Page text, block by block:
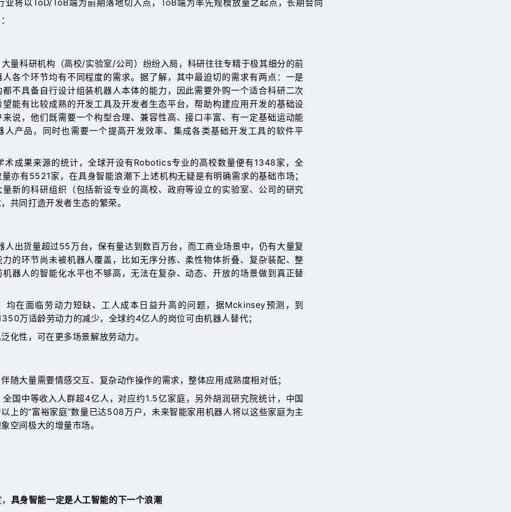
业将以ToD/ToB端为前期落地切入点，ToB端为率先规模放量之起点，长期会向
量科研机构（高校/实验室/公司）纷纷入局，科研往往专精于极其细分的前
各个环节均有不同程度的需求。据了解，其中最迫切的需求有两点：一是
不具备自行设计组装机器人本体的能力，因此需要外购一个适合科研二次
能有比较成熟的开发工具及开发者生态平台，帮助构建应用开发的基础设
说，他们既需要一个构型合理、兼容性高、接口丰富、有一定基础运动能
人产品，同时也需要一个提高开发效率、集成各类基础开发工具的软件平
术成果来源的统计，全球开设有Robotics专业的高校数量便有1348家，全
亦有5521家，在具身智能浪潮下上述机构无疑是有明确需求的基础市场；
新的科研组织（包括新设专业的高校、政府等设立的实验室、公司的研究
共同打造开发者生态的繁荣。
人出货量超过55万台，保有量达到数百万台，而工商业场景中，仍有大量复
的环节尚未被机器人覆盖，比如无序分拣、柔性物体折叠、复杂装配、整
器人的智能化水平也不够高，无法在复杂、动态、开放的场景做到真正替
均在面临劳动力短缺、工人成本日益升高的问题，据Mckinsey预测，到
万适龄劳动力的减少，全球约4亿人的岗位可由机器人替代；
化性，可在更多场景解放劳动力。
随大量需要情感交互、复杂动作操作的需求，整体应用成熟度相对低；
国中等收入人群超4亿人，对应约1.5亿家庭，另外胡润研究院统计，中国
上的“富裕家庭”数量已达508万户，未来智能家用机器人将以这些家庭为主
空间极大的增量市场。
具身智能一定是人工智能的下一个浪潮